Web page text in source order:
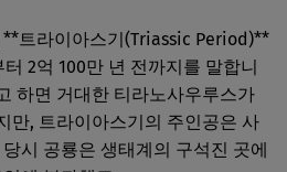
트라이아스기(Triassic Period)**
2억 100만 년 전까지를 말합니
하면 거대한 티라노사우루스가
만, 트라이아스기의 주인공은 사
시 공룡은 생태계의 구석진 곳에